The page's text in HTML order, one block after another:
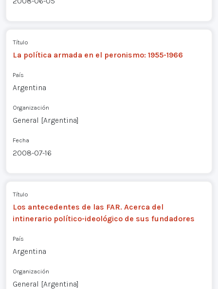
Título
La política armada en el peronismo: 1955-1966
País
Argentina
Organización
General [Argentina]
Fecha
2008-07-16
Título
Los antecedentes de las FAR. Acerca del
intinerario político-ideológico de sus fundadores
País
Argentina
Organización
General [Argentina]